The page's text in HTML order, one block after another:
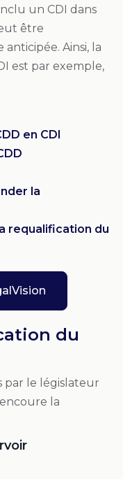
un CDI dans
être
Ainsi, la
est par exemple,
en CDI
la
requalification du
du
par le législateur
la